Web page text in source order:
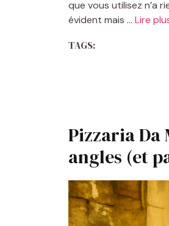
que vous utilisez n’a
évident mais … Lire
TAGS:
Pizzaria Da
angles (et